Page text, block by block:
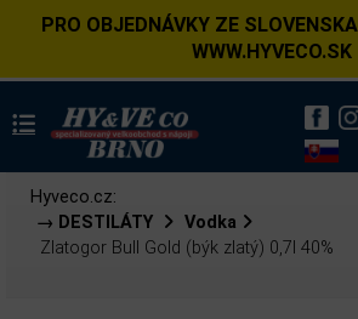
PRO OBJEDNÁVKY ZE
WWW.HYVECO.SK
Hyveco.cz:
→ DESTILÁTY
Vodka
Zlatogor Bull Gold (býk zlatý) 0,7l 40%